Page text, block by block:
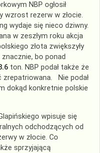
NBP ogłosił
wzrost rezerw w złocie.
wydaje się nieco dziwny.
w zeszłym roku akcja
złota zwiększyły
bo ponad
ton. NBP podał także że
zrepatriowana. Nie podał
dokąd konkretnie polskie
wpisuje się
odchodzących od
w złocie. Co
sprzyjającą